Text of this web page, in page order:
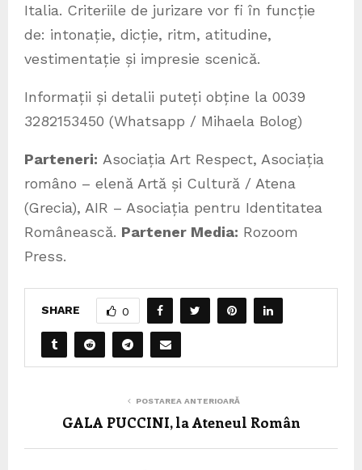
Italia. Criteriile de jurizare vor fi în funcție
de: intonație, dicție, ritm, atitudine,
vestimentație și impresie scenică.
Informații și detalii puteți obține la 0039
3282153450 (Whatsapp / Mihaela Bolog)
Parteneri: Asociația Art Respect, Asociația
româno – elenă Artă și Cultură / Atena
(Grecia), AIR – Asociația pentru Identitatea
Românească. Partener Media: Rozoom
Press.
SHARE 0
POSTAREA ANTERIOARĂ
GALA PUCCINI, la Ateneul Român